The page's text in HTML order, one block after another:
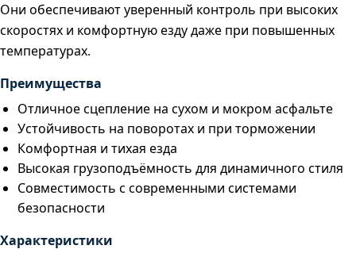
Они обеспечивают уверенный контроль при высоких
скоростях и комфортную езду даже при повышенных
температурах.
Преимущества
Отличное сцепление на сухом и мокром асфальте
Устойчивость на поворотах и при торможении
Комфортная и тихая езда
Высокая грузоподъёмность для динамичного стиля
Совместимость с современными системами
безопасности
Характеристики